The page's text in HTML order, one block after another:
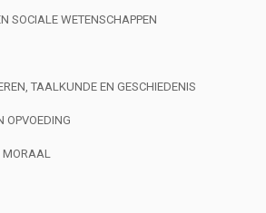
SOCIALE WETENSCHAPPEN
TAALKUNDE EN GESCHIEDENIS
OPVOEDING
MORAAL